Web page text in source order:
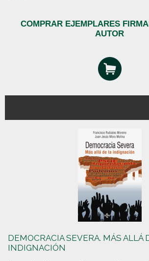
COMPRAR EJEMPLARES
AUTOR
DEMOCRACIA SEVERA. MÁS ALLÁ
INDIGNACIÓN